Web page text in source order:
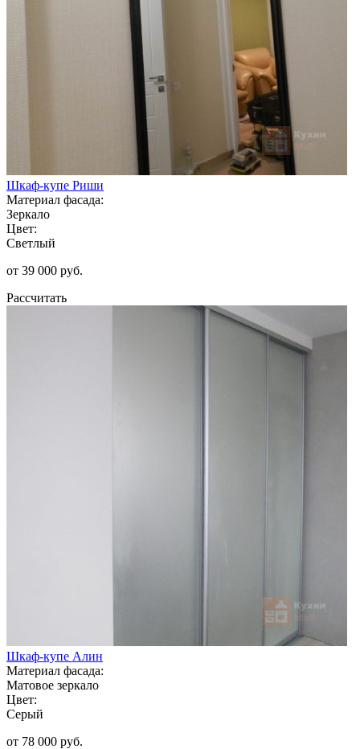
Шкаф-купе Риши
Материал фасада:
Зеркало
Цвет:
Светлый
от 39 000 руб.
Рассчитать
Шкаф-купе Алин
Материал фасада:
Матовое зеркало
Цвет:
Серый
от 78 000 руб.